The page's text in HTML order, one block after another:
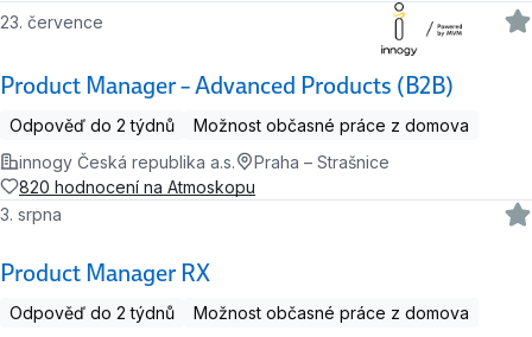
Product Manager – Advanced Products (B2B)
23. července
Odpověď do 2 týdnů
Možnost občasné práce z domova
innogy Česká republika a.s.
Praha – Strašnice
820 hodnocení na Atmoskopu
Product Manager RX
3. srpna
Odpověď do 2 týdnů
Možnost občasné práce z domova